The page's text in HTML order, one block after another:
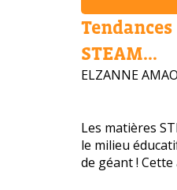
STEAM...
ELZANNE AMAO
Les matières
le milieu
de géant !